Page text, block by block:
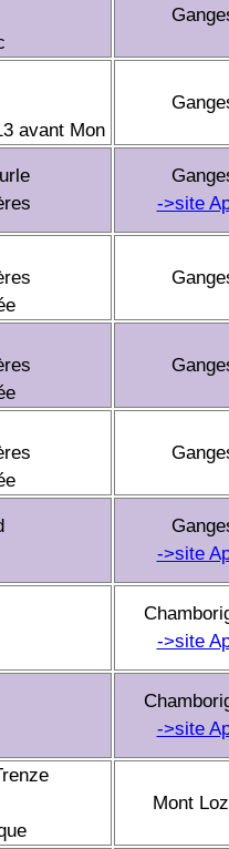
avant Mon
->site
->site
->site
->site
Mont